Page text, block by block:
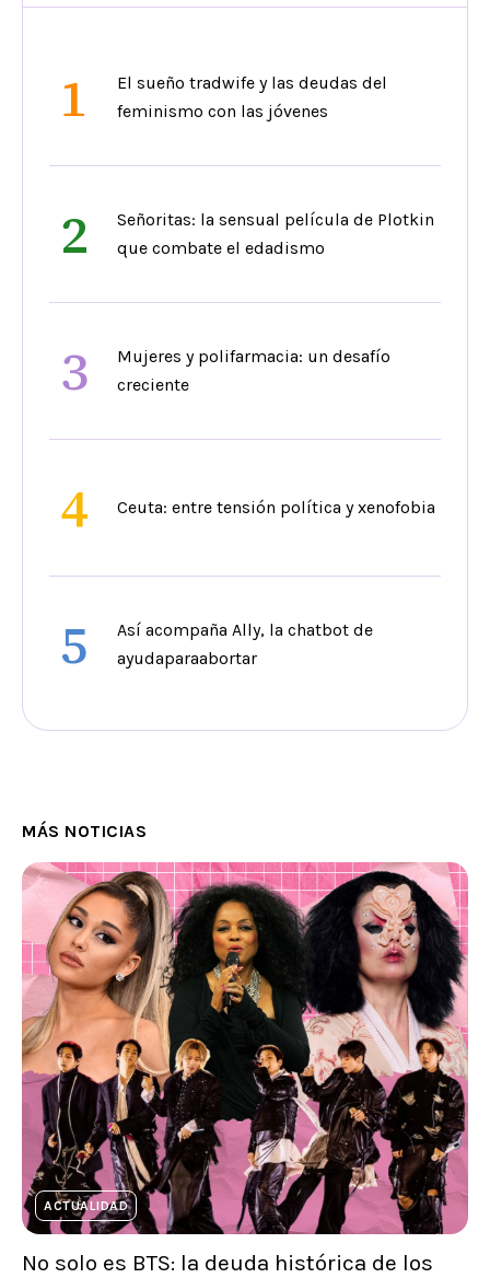
1
El sueño tradwife y las deudas del
feminismo con las jóvenes
2
Señoritas: la sensual película de Plotkin
que combate el edadismo
3
Mujeres y polifarmacia: un desafío
creciente
4 Ceuta: entre tensión política y xenofobia
5
Así acompaña Ally, la chatbot de
ayudaparaabortar
MÁS NOTICIAS
ACTUALIDAD
No solo es BTS: la deuda histórica de los